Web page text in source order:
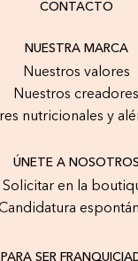
CONTACTO
NUESTRA MARCA
Nuestros valores
Nuestros creadores
nutricionales y
ÚNETE A NOSOTROS
Solicitar en la
PARA SER